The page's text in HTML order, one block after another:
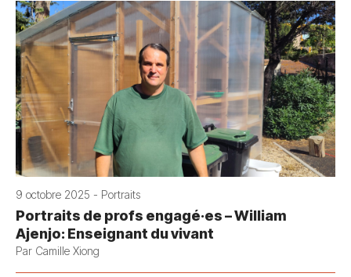
9 octobre 2025 - Portraits
Portraits de profs engagé·es – William
Ajenjo: Enseignant du vivant
Par Camille Xiong